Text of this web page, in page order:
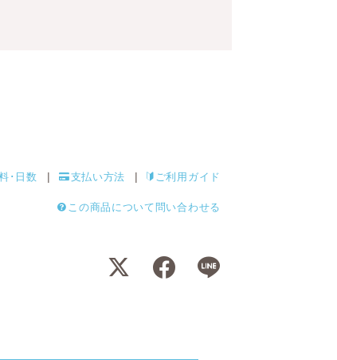
･日数 支払い方法 ご利用ガイド
この商品について問い合わせる